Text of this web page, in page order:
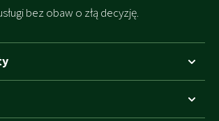
bez obaw o złą decyzję.